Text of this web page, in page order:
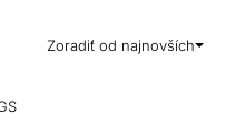
Zoradiť od najnovších